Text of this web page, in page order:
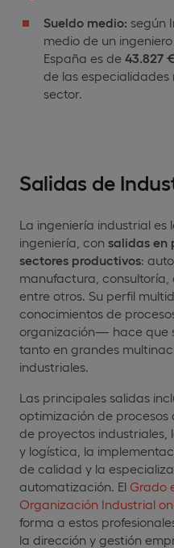
Sueldo medio: según
medio de un
España es de 43.827
de las
sector.
Salidas de
La ingeniería industrial es
ingeniería, con salidas en
sectores productivos:
manufactura, consultoría,
entre otros. Su perfil
conocimientos de
organización— hace que
tanto en grandes
industriales.
Las principales salidas
optimización de
de proyectos industriales,
y logística, la
de calidad y la
automatización. El Grado
Organización Industrial
forma a estos
la dirección y gestión